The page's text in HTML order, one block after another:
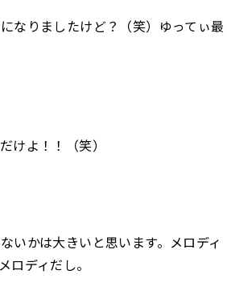
なりましたけど？（笑）ゆってぃ最
けよ！！（笑）
いかは大きいと思います。メロディ
ディだし。